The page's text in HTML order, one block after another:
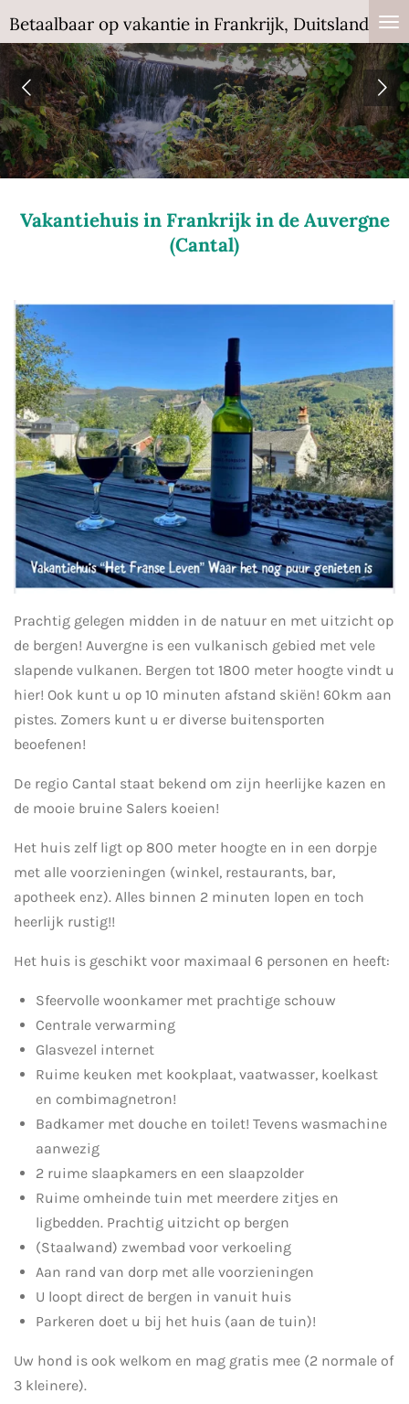
Ga
direct
naar
de
hoofdinhoud
Betaalbaar op vakantie in Frankrijk, Duitsland en
Vakantiehuis in Frankrijk in de Auvergne
(Cantal)
Prachtig gelegen midden in de natuur en met uitzicht op
de bergen! Auvergne is een vulkanisch gebied met vele
slapende vulkanen. Bergen tot 1800 meter hoogte vindt u
hier! Ook kunt u op 10 minuten afstand skiën! 60km aan
pistes. Zomers kunt u er diverse buitensporten
beoefenen!
De regio Cantal staat bekend om zijn heerlijke kazen en
de mooie bruine Salers koeien!
Het huis zelf ligt op 800 meter hoogte en in een dorpje
met alle voorzieningen (winkel, restaurants, bar,
apotheek enz). Alles binnen 2 minuten lopen en toch
heerlijk rustig!!
Het huis is geschikt voor maximaal 6 personen en heeft:
Sfeervolle woonkamer met prachtige schouw
Centrale verwarming
Glasvezel internet
Ruime keuken met kookplaat, vaatwasser, koelkast
en combimagnetron!
Badkamer met douche en toilet! Tevens wasmachine
aanwezig
2 ruime slaapkamers en een slaapzolder
Ruime omheinde tuin met meerdere zitjes en
ligbedden. Prachtig uitzicht op bergen
(Staalwand) zwembad voor verkoeling
Aan rand van dorp met alle voorzieningen
U loopt direct de bergen in vanuit huis
Parkeren doet u bij het huis (aan de tuin)!
Uw hond is ook welkom en mag gratis mee (2 normale of
3 kleinere).